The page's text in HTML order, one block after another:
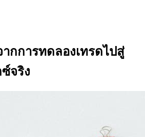
ากการทดลองเทรดไปสู่
จริง